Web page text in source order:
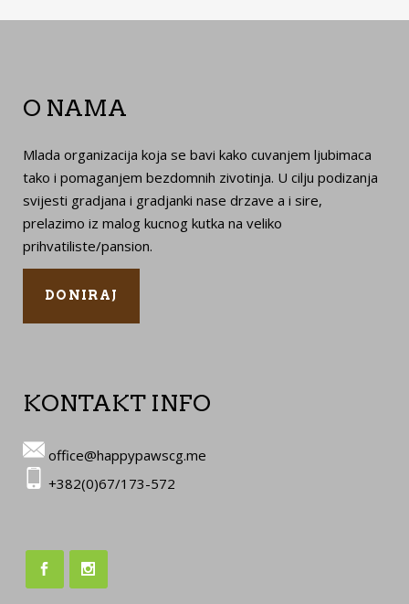
O NAMA
Mlada organizacija koja se bavi kako cuvanjem ljubimaca
tako i pomaganjem bezdomnih zivotinja. U cilju podizanja
svijesti gradjana i gradjanki nase drzave a i sire,
prelazimo iz malog kucnog kutka na veliko
prihvatiliste/pansion.
DONIRAJ
KONTAKT INFO
office@happypawscg.me
+382(0)67/173-572